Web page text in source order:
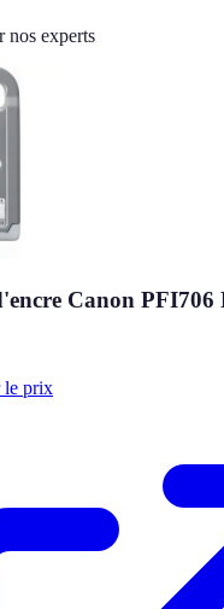
nos experts
Canon PFI706
le prix